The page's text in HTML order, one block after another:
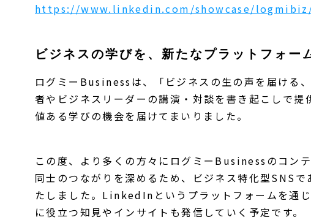
https://www.linkedin.com/showcase/
ビジネスの学びを、新たなプラットフォー
ログミーBusinessは、「ビジネスの生の声を届ける
者やビジネスリーダーの講演・対談を書き起こしで
値ある学びの機会を届けてまいりました。
この度、より多くの方々にログミーBusinessのコン
同士のつながりを深めるため、ビジネス特化型SNS
たしました。LinkedInというプラットフォームを通
に役立つ知見やインサイトも発信していく予定です。